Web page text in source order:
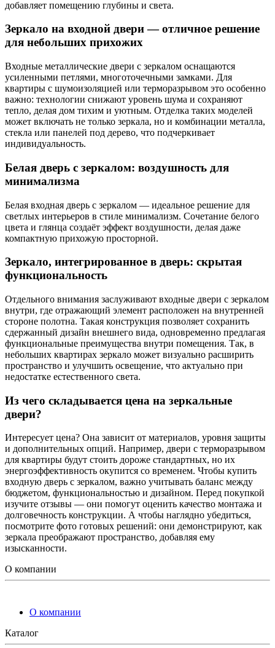
добавляет помещению глубины и света.
Зеркало на входной двери — отличное решение
для небольших прихожих
Входные металлические двери с зеркалом оснащаются
усиленными петлями, многоточечными замками. Для
квартиры с шумоизоляцией или терморазрывом это особенно
важно: технологии снижают уровень шума и сохраняют
тепло, делая дом тихим и уютным. Отделка таких моделей
может включать не только зеркала, но и комбинации металла,
стекла или панелей под дерево, что подчеркивает
индивидуальность.
Белая дверь с зеркалом: воздушность для
минимализма
Белая входная дверь с зеркалом — идеальное решение для
светлых интерьеров в стиле минимализм. Сочетание белого
цвета и глянца создаёт эффект воздушности, делая даже
компактную прихожую просторной.
Зеркало, интегрированное в дверь: скрытая
функциональность
Отдельного внимания заслуживают входные двери с зеркалом
внутри, где отражающий элемент расположен на внутренней
стороне полотна. Такая конструкция позволяет сохранить
сдержанный дизайн внешнего вида, одновременно предлагая
функциональные преимущества внутри помещения. Так, в
небольших квартирах зеркало может визуально расширить
пространство и улучшить освещение, что актуально при
недостатке естественного света.
Из чего складывается цена на зеркальные
двери?
Интересует цена? Она зависит от материалов, уровня защиты
и дополнительных опций. Например, двери с терморазрывом
для квартиры будут стоить дороже стандартных, но их
энергоэффективность окупится со временем. Чтобы купить
входную дверь с зеркалом, важно учитывать баланс между
бюджетом, функциональностью и дизайном. Перед покупкой
изучите отзывы — они помогут оценить качество монтажа и
долговечность конструкции. А чтобы наглядно убедиться,
посмотрите фото готовых решений: они демонстрируют, как
зеркала преображают пространство, добавляя ему
изысканности.
О компании
О компании
Каталог